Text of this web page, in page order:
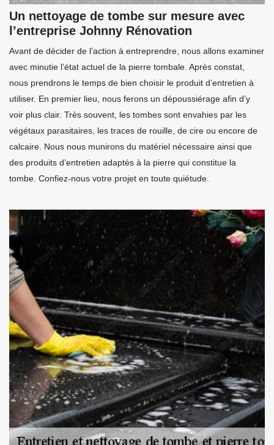
Un nettoyage de tombe sur mesure avec
l’entreprise Johnny Rénovation
Avant de décider de l’action à entreprendre, nous allons examiner
avec minutie l’état actuel de la pierre tombale. Après constat,
nous prendrons le temps de bien choisir le produit d’entretien à
utiliser. En premier lieu, nous ferons un dépoussiérage afin d’y
voir plus clair. Très souvent, les tombes sont envahies par les
végétaux parasitaires, les traces de rouille, de cire ou encore de
calcaire. Nous nous munirons du matériel nécessaire ainsi que
des produits d’entretien adaptés à la pierre qui constitue la
tombe. Confiez-nous votre projet en toute quiétude.